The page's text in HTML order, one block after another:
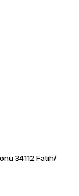
34112 Fatih/